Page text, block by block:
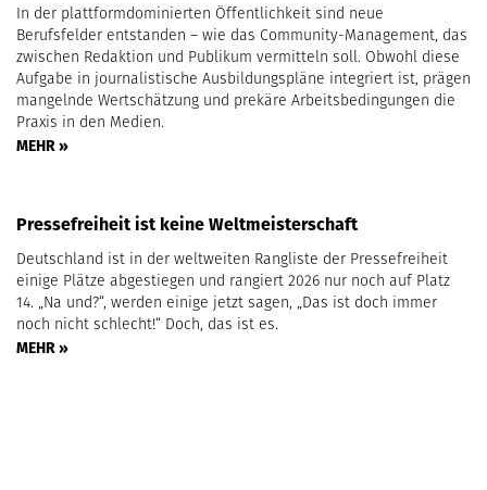
In der plattformdominierten Öffentlichkeit sind neue
Berufsfelder entstanden – wie das Community-Management, das
zwischen Redaktion und Publikum vermitteln soll. Obwohl diese
Aufgabe in journalistische Ausbildungspläne integriert ist, prägen
mangelnde Wertschätzung und prekäre Arbeitsbedingungen die
Praxis in den Medien.
MEHR »
Pressefreiheit ist keine Weltmeisterschaft
Deutschland ist in der weltweiten Rangliste der Pressefreiheit
einige Plätze abgestiegen und rangiert 2026 nur noch auf Platz
14. „Na und?“, werden einige jetzt sagen, „Das ist doch immer
noch nicht schlecht!“ Doch, das ist es.
MEHR »